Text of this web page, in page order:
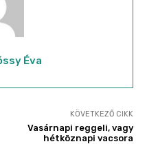
Éva
KÖVETKEZŐ CIKK
Vasárnapi reggeli, vagy
hétköznapi vacsora